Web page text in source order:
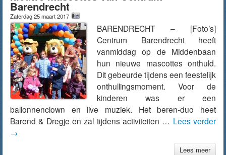
Barendrecht
Zaterdag 25 maart 2017
BARENDRECHT – [Foto’s]
Centrum Barendrecht heeft
vanmiddag op de Middenbaan
hun nieuwe mascottes onthuld.
Dit gebeurde tijdens een feestelijk
onthullingsmoment. Voor de
kinderen was er een
ballonnenclown en live muziek. Het beren-duo heet
Barend & Dregje en zal tijdens activiteiten … Lees verder
→
Lees meer